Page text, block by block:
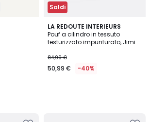
Saldi
LA REDOUTE INTERIEURS
Pouf a cilindro in tessuto
testurizzato impunturato, Jimi
84,99 €
50,99 € -40%